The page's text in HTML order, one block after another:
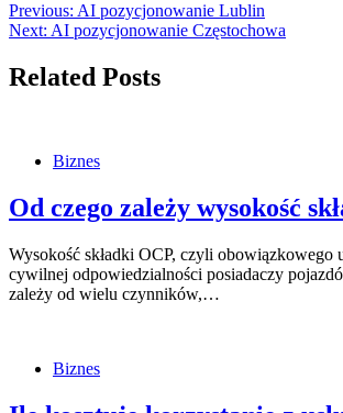
Previous: AI pozycjonowanie Lublin
Next: AI pozycjonowanie Częstochowa
Related Posts
Biznes
Od czego zależy wysokość
Wysokość składki OCP, czyli obowiązkowego
cywilnej odpowiedzialności posiadaczy
zależy od wielu czynników,…
Biznes